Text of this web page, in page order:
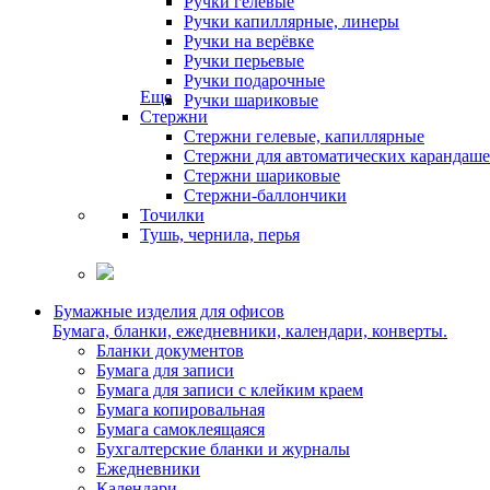
Ручки капиллярные, линеры
Ручки на верёвке
Ручки перьевые
Ручки подарочные
Ручки шариковые
Еще
Стержни
Стержни гелевые, капиллярные
Стержни для автоматических
Стержни шариковые
Стержни-баллончики
Точилки
Тушь, чернила, перья
Бумажные изделия для офисов
Бумага, бланки, ежедневники, календари, конверты.
Бланки документов
Бумага для записи
Бумага для записи с клейким краем
Бумага копировальная
Бумага самоклеящаяся
Бухгалтерские бланки и журналы
Ежедневники